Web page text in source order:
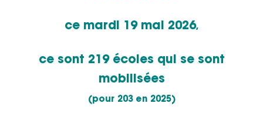
ce mardi 19 mai 2026,
ce sont 219 écoles qui se sont
mobilisées
(pour 203 en 2025)